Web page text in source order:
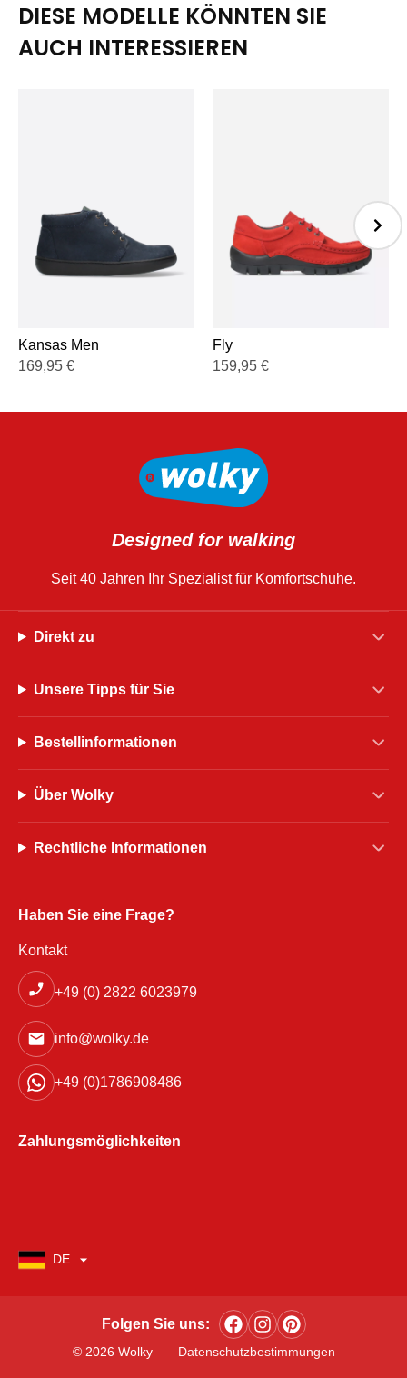
DIESE MODELLE KÖNNTEN SIE
AUCH INTERESSIEREN
Kansas Men
169,95 €
Fly
159,95 €
Designed for walking
Seit 40 Jahren Ihr Spezialist für Komfortschuhe.
Direkt zu
Unsere Tipps für Sie
Bestellinformationen
Über Wolky
Rechtliche Informationen
Haben Sie eine Frage?
Kontakt
+49 (0) 2822 6023979
info@wolky.de
+49 (0)1786908486
Zahlungsmöglichkeiten
DE
© 2026 Wolky Datenschutzbestimmungen
Folgen Sie uns: